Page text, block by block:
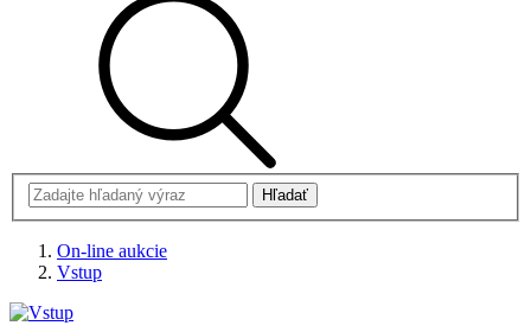
On-line aukcie
Vstup